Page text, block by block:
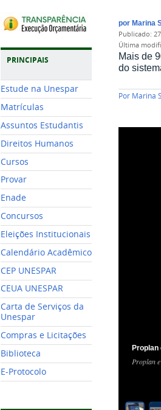
PRINCIPAIS
Estude na Unespar
Matrículas
Assuntos Estudantis
Direitos Humanos
Cursos
Provar
Enade
Concursos
Eleições Institucionais
Calendário Acadêmico
CEP UNESPAR
CEUA UNESPAR
Carta de Serviços da
Unespar
Compras e Licitações
Biblioteca
E-Protocolo
por Marina
publicado:
última
Mais de
do
Por Marina
Proplan